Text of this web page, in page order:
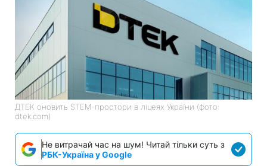
ДТЕК оновить STEM-простори в ліцеях України (фото:
dtek.com)
Не витрачай час на шум! Читай тільки суть з
РБК-Україна у Google